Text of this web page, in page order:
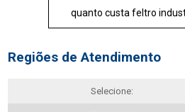
quanto custa feltro
Regiões de Atendimento
Selecione: